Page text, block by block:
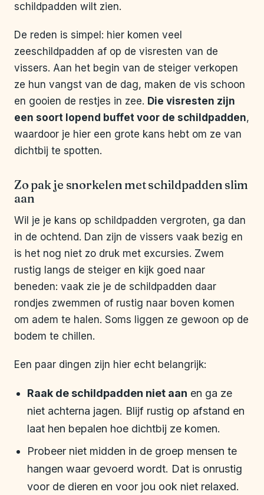
schildpadden wilt zien.
De reden is simpel: hier komen veel
zeeschildpadden af op de visresten van de
vissers. Aan het begin van de steiger verkopen
ze hun vangst van de dag, maken de vis schoon
en gooien de restjes in zee. Die visresten zijn
een soort lopend buffet voor de schildpadden,
waardoor je hier een grote kans hebt om ze van
dichtbij te spotten.
Zo pak je snorkelen met schildpadden slim
aan
Wil je je kans op schildpadden vergroten, ga dan
in de ochtend. Dan zijn de vissers vaak bezig en
is het nog niet zo druk met excursies. Zwem
rustig langs de steiger en kijk goed naar
beneden: vaak zie je de schildpadden daar
rondjes zwemmen of rustig naar boven komen
om adem te halen. Soms liggen ze gewoon op de
bodem te chillen.
Een paar dingen zijn hier echt belangrijk:
Raak de schildpadden niet aan en ga ze
niet achterna jagen. Blijf rustig op afstand en
laat hen bepalen hoe dichtbij ze komen.
Probeer niet midden in de groep mensen te
hangen waar gevoerd wordt. Dat is onrustig
voor de dieren en voor jou ook niet relaxed.